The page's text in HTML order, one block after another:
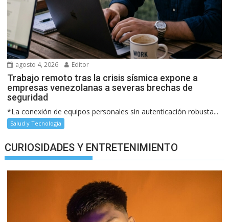
agosto 4, 2026 Editor
Trabajo remoto tras la crisis sísmica expone a
empresas venezolanas a severas brechas de
seguridad
*La conexión de equipos personales sin autenticación robusta...
Salud y Tecnología
CURIOSIDADES Y ENTRETENIMIENTO